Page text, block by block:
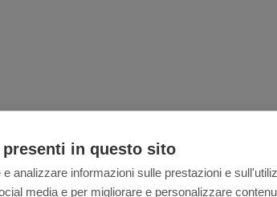
in questo sito
analizzare informazioni sulle prestazioni e
media e per migliorare e personalizzare